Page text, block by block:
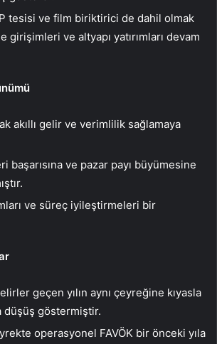
tesisi ve film biriktirici de dahil olmak
girişimleri ve altyapı yatırımları devam
akıllı gelir ve verimlilik sağlamaya
başarısına ve pazar payı büyümesine
ve süreç iyileştirmeleri bir
geçen yılın aynı çeyreğine kıyasla
düşüş göstermiştir.
operasyonel FAVÖK bir önceki yıla